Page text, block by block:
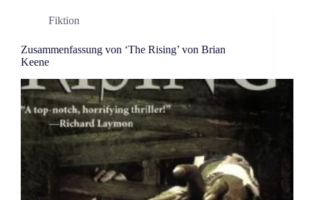
Fiktion
Zusammenfassung von ‘The Rising’ von Brian
Keene